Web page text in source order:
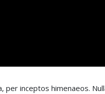
inceptos himenaeos.